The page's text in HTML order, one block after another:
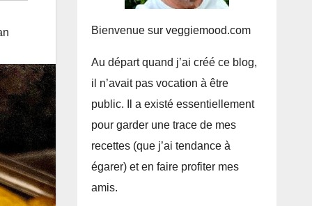
Bienvenue sur veggiemood.com
Au départ quand j’ai créé ce blog,
il n’avait pas vocation à être
public. Il a existé essentiellement
pour garder une trace de mes
recettes (que j’ai tendance à
égarer) et en faire profiter mes
amis.